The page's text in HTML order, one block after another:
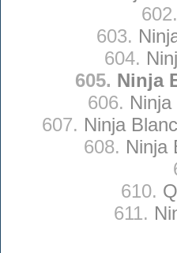
602.
603.
604.
605. Ninja
606.
607. Ninja
608. Ninja
610.
611.